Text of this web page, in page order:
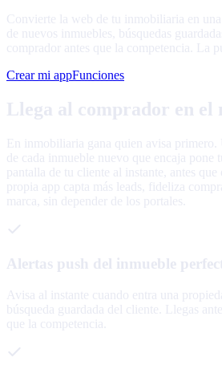
Convierte la web de tu inmobiliaria en una
de nuevos inmuebles, búsquedas
comprador antes que la competencia. La
Crear mi appFunciones
Llega al comprador en el
En inmobiliaria gana quien avisa primero.
de cada inmueble nuevo que encaja pone
pantalla de tu cliente al instante, antes que
propia app capta más leads, fideliza
marca, sin depender de los portales.
Alertas push del inmueble
Avisa al instante cuando entra una
búsqueda guardada del cliente. Llegas
que la competencia.